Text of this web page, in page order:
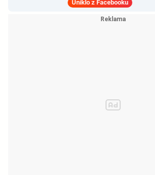
přivítal naivku
Uniklo z Facebooku